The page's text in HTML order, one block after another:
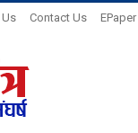
Contact Us EPaper